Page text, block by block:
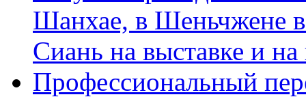
Шанхае, в Шеньчжене
Сиань на выставке и
Профессиональный